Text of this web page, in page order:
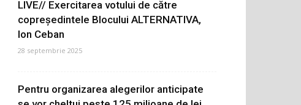
LIVE// Exercitarea votului de către
copreședintele Blocului ALTERNATIVA,
Ion Ceban
28 septembrie 2025
Pentru organizarea alegerilor anticipate